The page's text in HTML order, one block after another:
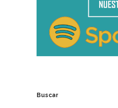
Buscar